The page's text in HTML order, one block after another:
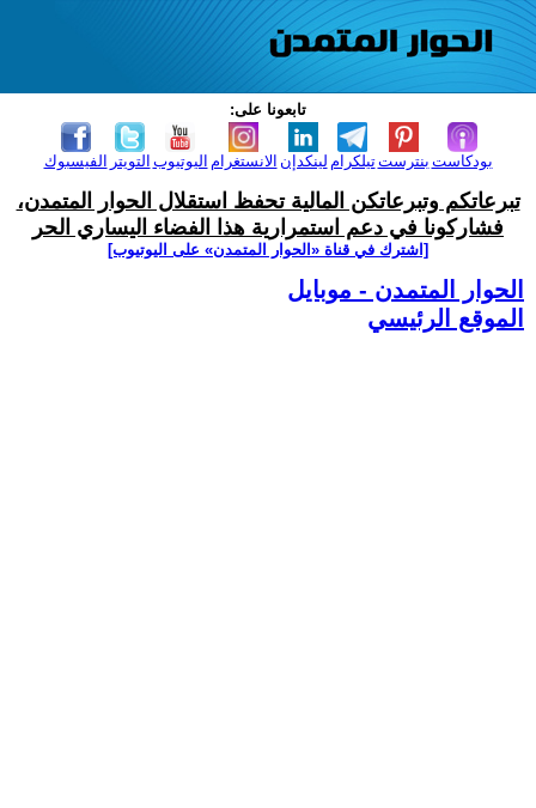
تابعونا على:
الفيسبوك التويتر اليوتيوب الانستغرام لينكدإن تيلكرامبنترست بودكاست
تبرعاتكم وتبرعاتكن المالية تحفظ استقلال الحوار المتمدن،
فشاركونا في دعم استمرارية هذا الفضاء اليساري الحر
[اشترك في قناة ‫«الحوار المتمدن» على اليوتيوب]
الحوار المتمدن - موبايل
الموقع الرئيسي